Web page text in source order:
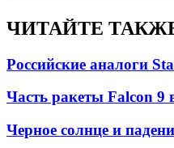
ЧИТАЙТЕ
Российские аналоги
Часть ракеты Falcon
Черное солнце и